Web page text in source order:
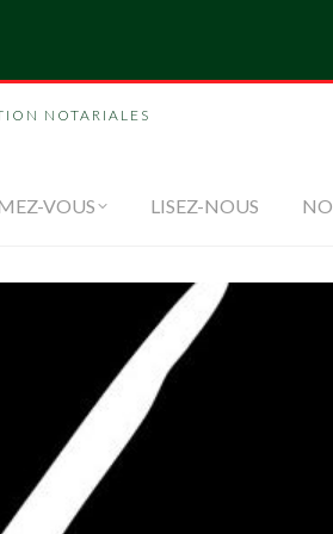
NOTARIALES
VOUS LISEZ-NOUS